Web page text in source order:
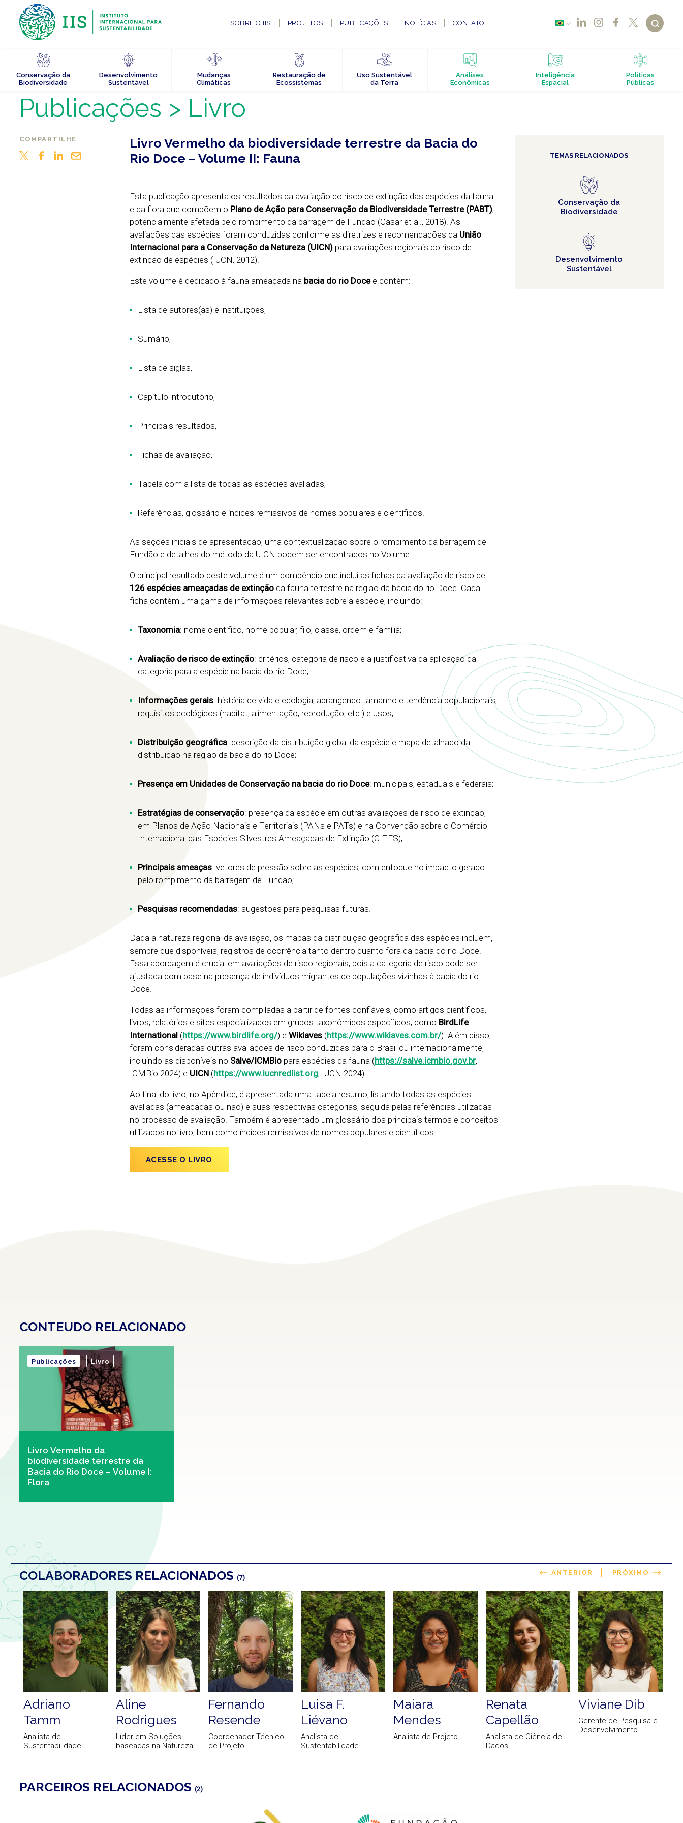
SOBRE O IIS PROJETOS PUBLICAÇÕES NOTÍCIAS CONTATO
Conservação da
Biodiversidade
Desenvolvimento
Sustentável
Mudanças
Climáticas
Restauração de
Ecossistemas
Uso Sustentável
da Terra
Análises
Econômicas
Inteligência
Espacial
Políticas
Públicas
Publicações > Livro
COMPARTILHE
Livro Vermelho da biodiversidade terrestre da Bacia do
Rio Doce – Volume II: Fauna
Esta publicação apresenta os resultados da avaliação do risco de extinção das espécies da fauna
e da flora que compõem o Plano de Ação para Conservação da Biodiversidade Terrestre (PABT),
potencialmente afetada pelo rompimento da barragem de Fundão (Cäsar et al., 2018). As
avaliações das espécies foram conduzidas conforme as diretrizes e recomendações da União
Internacional para a Conservação da Natureza (UICN)para avaliações regionais do risco de
extinção de espécies (IUCN, 2012).
Este volume é dedicado à fauna ameaçada na bacia do rio Docee contém:
Lista de autores(as) e instituições,
Sumário,
Lista de siglas,
Capítulo introdutório,
Principais resultados,
Fichas de avaliação,
Tabela com a lista de todas as espécies avaliadas,
Referências, glossário e índices remissivos de nomes populares e científicos.
As seções iniciais de apresentação, uma contextualização sobre o rompimento da barragem de
Fundão e detalhes do método da UICN podem ser encontrados no Volume I.
O principal resultado deste volume é um compêndio que inclui as fichas da avaliação de risco de
126 espécies ameaçadas de extinçãoda fauna terrestre na região da bacia do rio Doce. Cada
ficha contém uma gama de informações relevantes sobre a espécie, incluindo:
Taxonomia: nome científico, nome popular, filo, classe, ordem e família;
Avaliação de risco de extinção: critérios, categoria de risco e a justificativa da aplicação da
categoria para a espécie na bacia do rio Doce;
Informações gerais: história de vida e ecologia, abrangendo tamanho e tendência populacionais,
requisitos ecológicos (habitat, alimentação, reprodução, etc.) e usos;
Distribuição geográfica: descrição da distribuição global da espécie e mapa detalhado da
distribuição na região da bacia do rio Doce;
Presença em Unidades de Conservação na bacia do rio Doce: municipais, estaduais e federais;
Estratégias de conservação: presença da espécie em outras avaliações de risco de extinção,
em Planos de Ação Nacionais e Territoriais (PANs e PATs) e na Convenção sobre o Comércio
Internacional das Espécies Silvestres Ameaçadas de Extinção (CITES);
Principais ameaças: vetores de pressão sobre as espécies, com enfoque no impacto gerado
pelo rompimento da barragem de Fundão;
Pesquisas recomendadas: sugestões para pesquisas futuras.
Dada a natureza regional da avaliação, os mapas da distribuição geográfica das espécies incluem,
sempre que disponíveis, registros de ocorrência tanto dentro quanto fora da bacia do rio Doce.
Essa abordagem é crucial em avaliações de risco regionais, pois a categoria de risco pode ser
ajustada com base na presença de indivíduos migrantes de populações vizinhas à bacia do rio
Doce.
Todas as informações foram compiladas a partir de fontes confiáveis, como artigos científicos,
livros, relatórios e sites especializados em grupos taxonômicos específicos, como BirdLife
International (https://www.birdlife.org/) e Wikiaves(https://www.wikiaves.com.br/). Além disso,
foram consideradas outras avaliações de risco conduzidas para o Brasil ou internacionalmente,
incluindo as disponíveis no Salve/ICMBiopara espécies da fauna (https://salve.icmbio.gov.br,
ICMBio 2024) e UICN(https://www.iucnredlist.org, IUCN 2024).
Ao final do livro, no Apêndice, é apresentada uma tabela resumo, listando todas as espécies
avaliadas (ameaçadas ou não) e suas respectivas categorias, seguida pelas referências utilizadas
no processo de avaliação. Também é apresentado um glossário dos principais termos e conceitos
utilizados no livro, bem como índices remissivos de nomes populares e científicos.
ACESSE O LIVRO
TEMAS RELACIONADOS
Conservação da
Biodiversidade
Desenvolvimento
Sustentável
CONTEUDO RELACIONADO
Livro Vermelho da
biodiversidade terrestre da
Bacia do Rio Doce – Volume I:
Flora
Publicações Livro
COLABORADORES RELACIONADOS (7)
ANTERIOR PRÓXIMO
Adriano
Tamm
Analista de
Sustentabilidade
Aline
Rodrigues
Líder em Soluções
baseadas na Natureza
Fernando
Resende
Coordenador Técnico
de Projeto
Luisa F.
Liévano
Analista de
Sustentabilidade
Maiara
Mendes
Analista de Projeto
Renata
Capellão
Analista de Ciência de
Dados
Viviane Dib
Gerente de Pesquisa e
Desenvolvimento
PARCEIROS RELACIONADOS (2)